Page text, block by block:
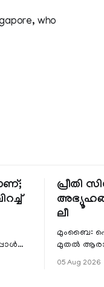
who
പ്രീതി
ലീ
മുംബൈ:
മുതൽ
പ്രണയ
05 Aug 2026